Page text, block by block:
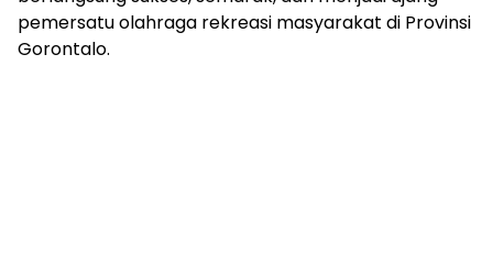
pemersatu olahraga rekreasi masyarakat di Provinsi
Gorontalo.